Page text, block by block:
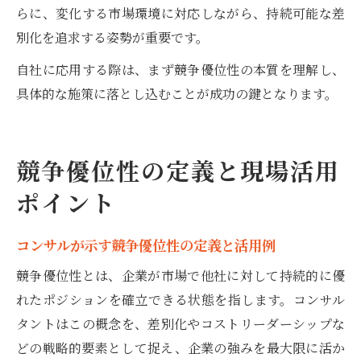
らに、変化する市場環境に対応しながら、持続可能な差
別化を追求する姿勢が重要です。
自社に応用する際は、まず競争優位性の本質を理解し、
具体的な施策に落とし込むことが成功の鍵となります。
競争優位性の定義と現場活用
ポイント
コンサルが示す競争優位性の定義と活用例
競争優位性とは、企業が市場で他社に対して持続的に優
れたポジションを確立できる状態を指します。コンサル
タントはこの概念を、差別化やコストリーダーシップな
どの戦略的要素として捉え、企業の強みを最大限に活か